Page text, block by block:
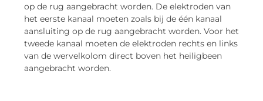
op de rug aangebracht worden. De elektroden van
het eerste kanaal moeten zoals bij de één kanaal
aansluiting op de rug aangebracht worden. Voor het
tweede kanaal moeten de elektroden rechts en links
van de wervelkolom direct boven het heiligbeen
aangebracht worden.